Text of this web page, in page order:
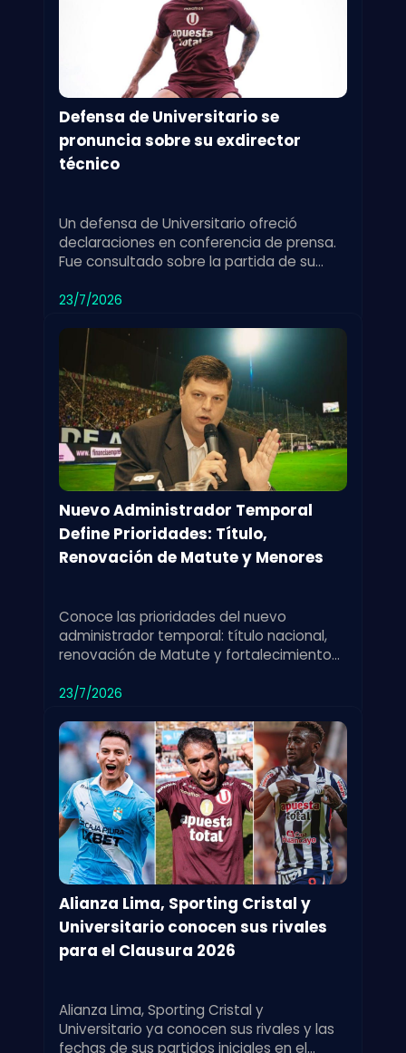
Defensa de Universitario se
pronuncia sobre su exdirector
técnico
Un defensa de Universitario ofreció
declaraciones en conferencia de prensa.
Fue consultado sobre la partida de su
equipo.
23/7/2026
Nuevo Administrador Temporal
Define Prioridades: Título,
Renovación de Matute y Menores
Conoce las prioridades del nuevo
administrador temporal: título nacional,
renovación de Matute y fortalecimiento
23/7/2026
Alianza Lima, Sporting Cristal y
Universitario conocen sus rivales
para el Clausura 2026
Alianza Lima, Sporting Cristal y
Universitario ya conocen sus rivales y las
fechas de sus partidos iniciales en el